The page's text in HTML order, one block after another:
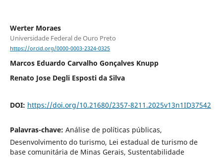
Werter Moraes
Universidade Federal de Ouro Preto
https://orcid.org/0000-0003-2324-0325
Marcos Eduardo Carvalho Gonçalves Knupp
Renato Jose Degli Esposti da Silva
DOI: https://doi.org/10.21680/2357-8211.2025v13n1ID37542
Palavras-chave: Análise de políticas públicas,
Desenvolvimento do turismo, Lei estadual de turismo de
base comunitária de Minas Gerais, Sustentabilidade